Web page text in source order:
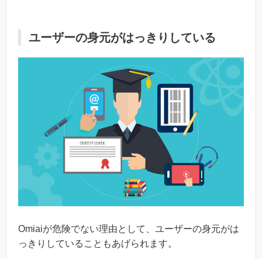
ユーザーの身元がはっきりしている
Omiaiが危険でない理由として、ユーザーの身元がは
っきりしていることもあげられます。